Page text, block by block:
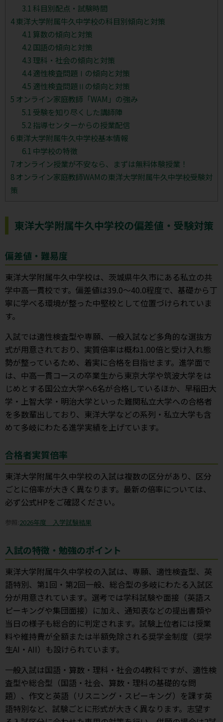
3.1科目別配点・試験時間
4東洋大学附属牛久中学校の科目別傾向と対策
4.1 算数の傾向と対策
4.2国語の傾向と対策
4.3 理科・社会の傾向と対策
4.4適性検査問題Ⅰの傾向と対策
4.5 適性検査問題Ⅱの傾向と対策
5 オンライン家庭教師「WAM」の強み
5.1 受験を知り尽くした講師陣
5.2指導センターからの授業配信
6東洋大学附属牛久中学校基本情報
6.1 中学校の特徴
7オンライン授業が不安なら、まずは無料体験授業！
8オンライン家庭教師WAMの東洋大学附属牛久中学校受験対
策
東洋大学附属牛久中学校の偏差値・受験対策
偏差値・難易度
東洋大学附属牛久中学校は、茨城県牛久市にある私立の共
学中高一貫校です。偏差値は39.0～40.0程度で、基礎から丁
寧に学べる環境が整った中堅校として位置づけられていま
す。
入試では適性検査型や専願、一般入試など多角的な選抜方
式が用意されており、実質倍率は概ね1.00倍と受け入れ態
勢が整っているため、着実に合格を目指せます。進学面で
は、中高一貫コースの卒業生から東京大学や筑波大学をは
じめとする国公立大学へ6名が合格しているほか、早稲田大
学・上智大学・明治大学といった難関私立大学への合格者
を多数輩出しており、東洋大学などの系列・私立大学も含
めて多岐にわたる進学実績を上げています。
合格者実質倍率
東洋大学附属牛久中学校の入試は複数の区分があり、区分
ごとに倍率が大きく異なります。最新の倍率については、
必ず公式HPをご確認ください。
参照:2026年度 入学試験結果
入試の特徴・勉強のポイント
東洋大学附属牛久中学校の入試は、専願、適性検査型、英
語特別、第1回・第2回一般、総合型の多岐にわたる入試区
分が用意されています。選考では学科試験や面接（英語ス
ピーキングや集団面接）に加え、通知表などの提出書類や
当日の様子も総合的に判定されます。試験上位者には授業
料や維持費が全額または半額免除される奨学金制度（奨学
生AI・AII）も設けられています。
一般入試は国語・算数・理科・社会の4教科ですが、適性検
査型や総合型（国語・社会、算数・理科の基礎的な問
題）、作文と英語（リスニング・スピーキング）を課す英
語特別など、試験ごとに形式が大きく異なります。志望す